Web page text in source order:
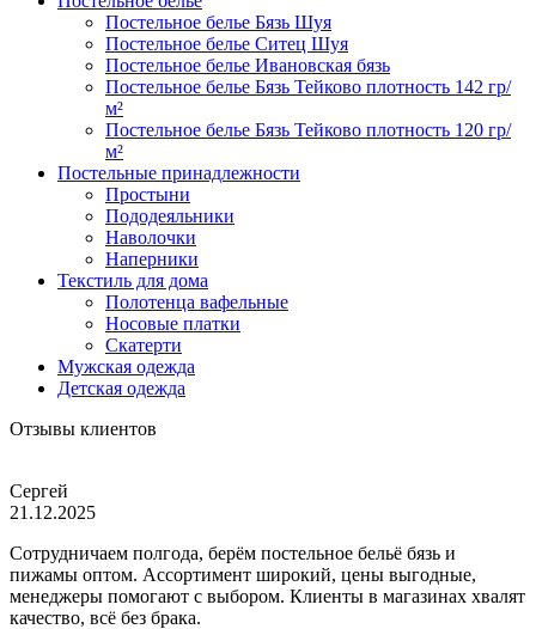
Постельное белье Бязь Шуя
Постельное белье Ситец Шуя
Постельное белье Ивановская бязь
Постельное белье Бязь Тейково плотность 142 гр/
м²
Постельное белье Бязь Тейково плотность 120 гр/
м²
Постельные принадлежности
Простыни
Пододеяльники
Наволочки
Наперники
Текстиль для дома
Полотенца вафельные
Носовые платки
Скатерти
Мужская одежда
Детская одежда
Отзывы клиентов
Сергей
21.12.2025
Сотрудничаем полгода, берём постельное бельё бязь и
пижамы оптом. Ассортимент широкий, цены выгодные,
менеджеры помогают с выбором. Клиенты в магазинах хвалят
качество, всё без брака.